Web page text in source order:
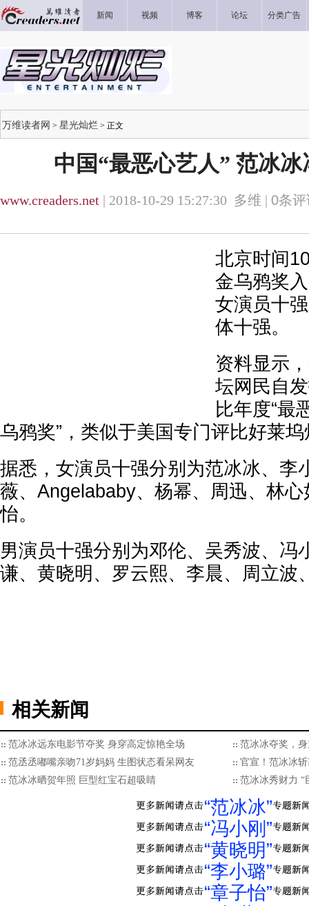
新闻 视频 博客 论坛 分类广告
万维读者网 > 星光灿烂 > 正文
中国“最恶心艺人” 范冰
www.creaders.net | 2018-10-29 15:27:30 多维 | 0条
北京时间
金乌鸦奖
女演员十
体十强。
资料显示
坛网民自
比年度“最
乌鸦奖”，类似于美国专门评比好莱坞
据悉，女演员十强分别为范冰冰、李
薇、Angelababy、杨幂、周迅、林
怡。
男演员十强分别为邓伦、吴秀波、冯
谦、黄晓明、罗云熙、李晨、周立波
相关新闻
范冰冰远东电影节夺奖 身穿高定惊艳全场
范冰冰夺奖，
范丞丞嘟嘴亲吻71岁妈妈 生图状态看呆网友
官宣！范冰冰
范冰冰晒贺年照 巨型红宝石超吸睛
范冰冰秀财力 “
“范冰冰”
“冯小刚”
“黄晓明”
“李小璐”
“章子怡”